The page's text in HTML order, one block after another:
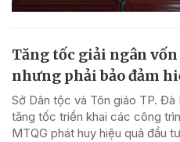
Tăng tốc giải ngân
nhưng phải bảo đảm
Sở Dân tộc và Tôn giáo TP.
tăng tốc triển khai các công
MTQG phát huy hiệu quả đầu